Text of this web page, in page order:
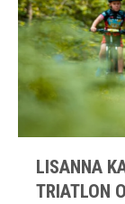
LISANNA
TRIATLON